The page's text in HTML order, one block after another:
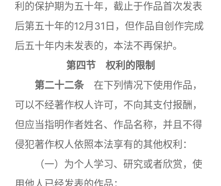
利的保护期为五十年，截止于作品首次发表
后第五十年的12月31日，但作品自创作完成
后五十年内未发表的，本法不再保护。
第四节 权利的限制
第二十二条 在下列情况下使用作品，
可以不经著作权人许可，不向其支付报酬，
但应当指明作者姓名、作品名称，并且不得
侵犯著作权人依照本法享有的其他权利：
（一）为个人学习、研究或者欣赏，使